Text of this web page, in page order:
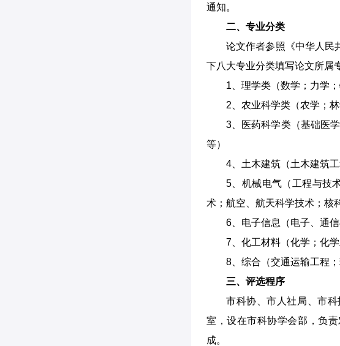
通知。
二、专业分类
论文作者参照《中华人民
下八大专业分类填写论文所属
1、理学类（数学；力学
2、农业科学类（农学；
3、医药科学类（基础医
等）
4、土木建筑（土木建筑工
5、机械电气（工程与技
术；航空、航天科学技术；核
6、电子信息（电子、通
7、化工材料（化学；化
8、综合（交通运输工程
三、评选程序
市科协、市人社局、市
室，设在市科协学会部，负
成。